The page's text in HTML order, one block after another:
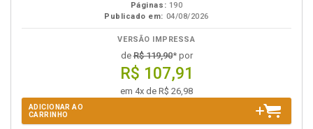
Páginas: 190
Publicado em: 04/08/2026
VERSÃO IMPRESSA
deR$ 119,90* por
R$ 107,91
em 4x de R$ 26,98
ADICIONAR AO
CARRINHO